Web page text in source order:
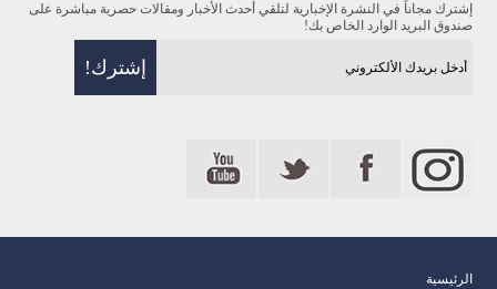
إشترك مجاناً في النشرة الإخبارية لتلقي أحدث الأخبار ومقالات حصرية مباشرة على
صندوق البريد الوارد الخاص بك!
الرئيسية